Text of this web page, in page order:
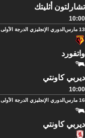
تشارلتون أثليتك
10:00
13 مارس الدوري الإنجليزي الدرجة الأولى
واتفورد
ديربي كاونتي
10:00
16 مارس الدوري الإنجليزي الدرجة الأولى
ديربي كاونتي